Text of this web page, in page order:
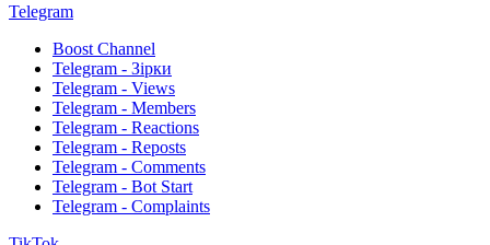
Telegram
Boost Channel
Telegram - Зірки
Telegram - Views
Telegram - Members
Telegram - Reactions
Telegram - Reposts
Telegram - Comments
Telegram - Bot Start
Telegram - Complaints